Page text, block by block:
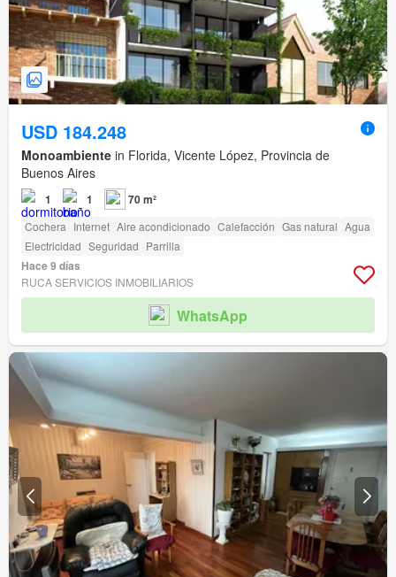
USD 184.248
Monoambiente in Florida, Vicente López, Provincia de
Buenos Aires
1 1 70 m²
Cochera Internet Aire acondicionado Calefacción Gas natural Agua
Electricidad Seguridad Parrilla
Hace 9 días
RUCA SERVICIOS INMOBILIARIOS
WhatsApp